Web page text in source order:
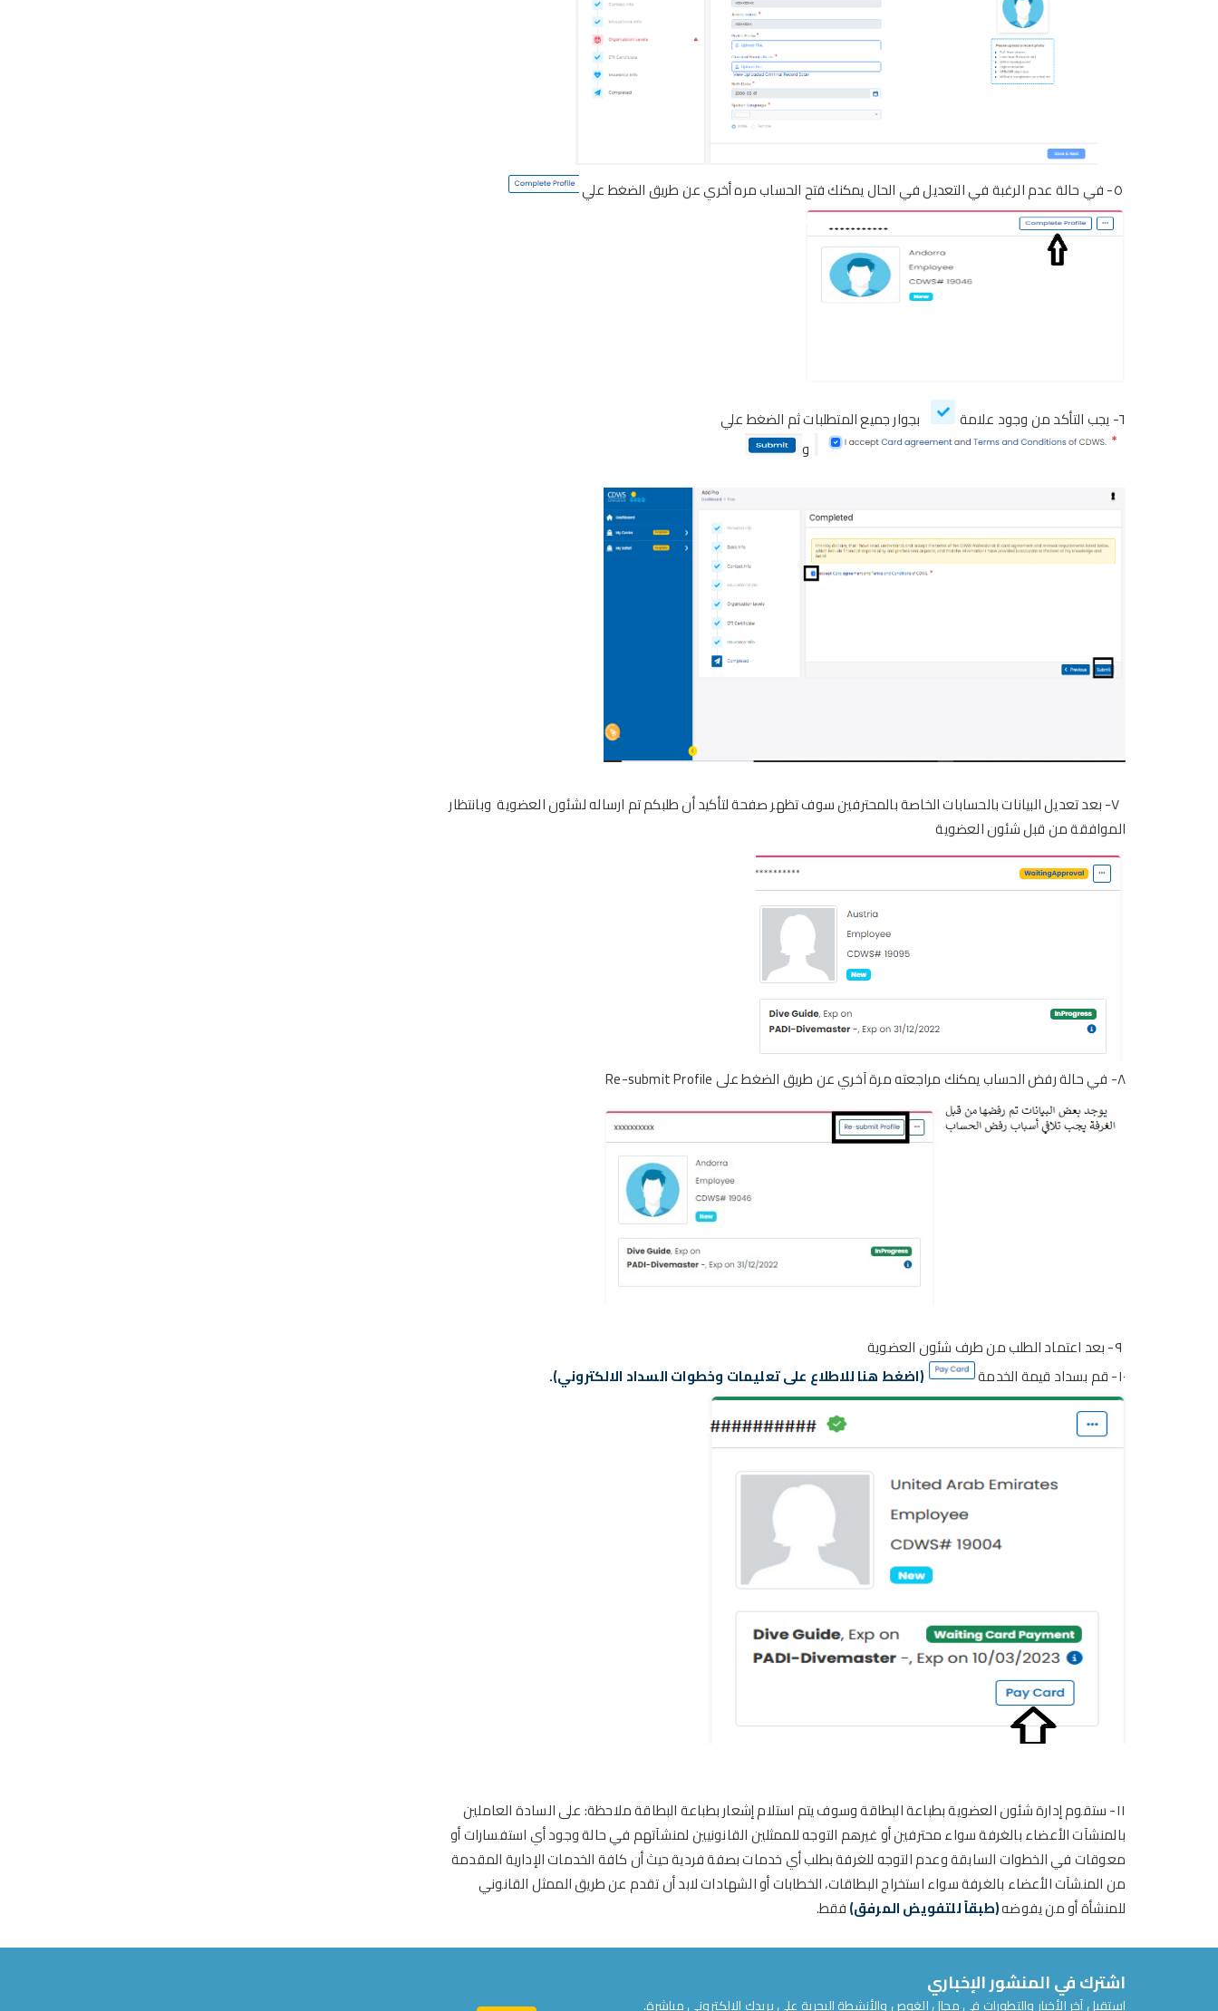
في حالة عدم الرغبة في التعديل في الحال يمكنك فتح الحساب مره أخري عن طريق الضغط علي
٦- يجب التأكد من وجود علامة بجوار جميعالمتطلبات ثمالضغطعلي
و
بعد تعديلالبيانات بالحسابات الخاصة بالمحترفينسوف تظهر صفحة لتأكيد أن طلبكم تم ارساله لشئون العضوية وبانتظار
الموافقة من قبل شئون العضوية
٨- في حالة رفض الحساب يمكنك مراجعته مرة آخري عن طريق الضغط على Re-submit Profile
بعد اعتماد الطلب من طرفشئون العضوية
١٠- قم بسداد قيمة الخدمة
(اضغط هنا للاطلاع على تعليمات وخطوات السداد الالكتروني).
١١- ستقوم إدارة شئون العضوية بطباعة البطاقة وسوف يتماستلامإشعاربطباعة البطاقةملاحظة: على السادة العاملين
بالمنشآت الأعضاء بالغرفة سواء محترفين أو غيرهم التوجه للممثلين القانونيين لمنشآتهم في حالة وجود أي استفسارات أو
معوقات في الخطوات السابقة وعدم التوجه للغرفة بطلب أي خدمات بصفة فردية حيث أنكافة الخدمات الإدارية المقدمة
من المنشآت الأعضاء بالغرفة سواء استخراجالبطاقات، الخطابات أو الشهادات لابد أن تقدم عن طريق الممثل القانوني
للمنشأة أو من يفوضه(طبقاً للتفويض المرفق)فقط.
اشترك في المنشور الإخباري
استقبل آخر الأخبار والتطورات في مجال الغوص والأنشطة البحرية على بريدك الإلكتروني مباشرة.